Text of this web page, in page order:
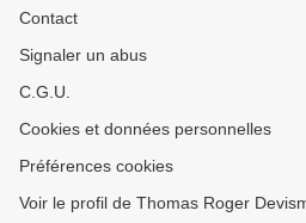
Contact
Signaler un abus
C.G.U.
Cookies et données personnelles
Préférences cookies
Voir le profil de Thomas Roger